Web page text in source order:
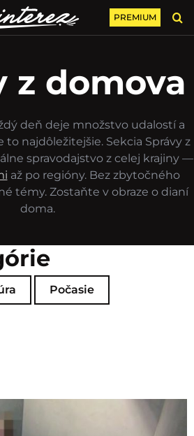
PREMIUM
z domova
deň deje množstvo udalostí a
to najdôležitejšie. Sekcia Správy z
spravodajstvo z celej krajiny —
až po regióny. Bez zbytočného
témy. Zostaňte v obraze o dianí
doma.
Počasie